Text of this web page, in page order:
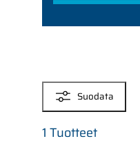
Suodata
1 Tuotteet